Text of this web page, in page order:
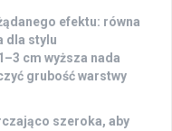
efektu: równa
dla stylu
cm wyższa nada
grubość warstwy
szeroka, aby